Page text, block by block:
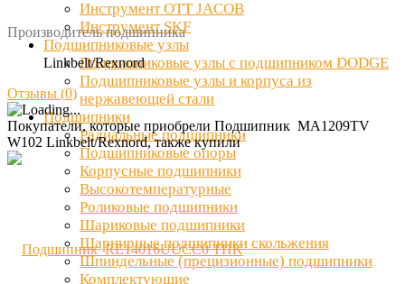
Инструмент OTT JACOB
Инструмент SKF
Подшипниковые узлы
Подшипниковые узлы с подшипником DODGE
Подшипниковые узлы и корпуса из
нержавеющей стали
Подшипники
Радиальные подшипники
Подшипниковые опоры
Корпусные подшипники
Высокотемпературные
Роликовые подшипники
Шариковые подшипники
Шарнирные подшипники скольжения
Шпиндельные (прецизионные) подшипники
Комплектующие
Производитель подшипника
Linkbelt/Rexnord
Отзывы (0)
Покупатели, которые приобрели Подшипник MA1209TV
W102 Linkbelt/Rexnord, также купили